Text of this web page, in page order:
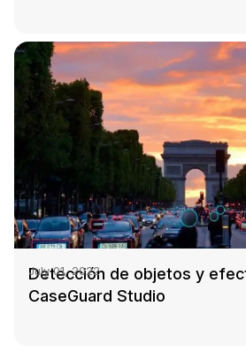
Detección de objetos y
CaseGuard Studio
July 01, 2022